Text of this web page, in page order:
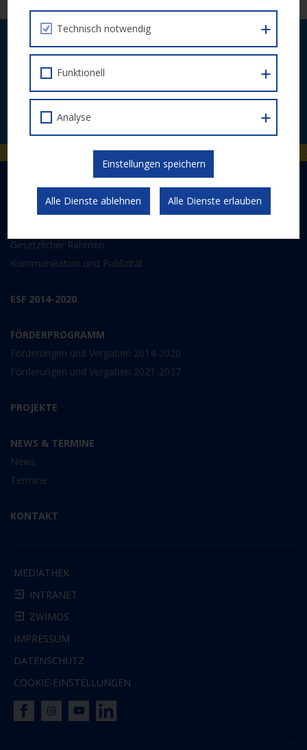
Laufende Neuigkeiten zu Calls und
Veranstaltungen bequem per E-Mail.
DER EUROPÄISCHE SOZIALFONDS PLUS
Abwicklung
Gesetzlicher Rahmen
Kommunikation und Publizität
ESF 2014-2020
FÖRDERPROGRAMM
Förderungen und Vergaben 2014-2020
Förderungen und Vergaben 2021-2027
PROJEKTE
NEWS & TERMINE
News
Termine
KONTAKT
MEDIATHEK
INTRANET
ZWIMOS
IMPRESSUM
DATENSCHUTZ
COOKIE-EINSTELLUNGEN
Technisch notwendig
Funktionell
Analyse
Einstellungen speichern
Alle Dienste ablehnen Alle Dienste erlauben